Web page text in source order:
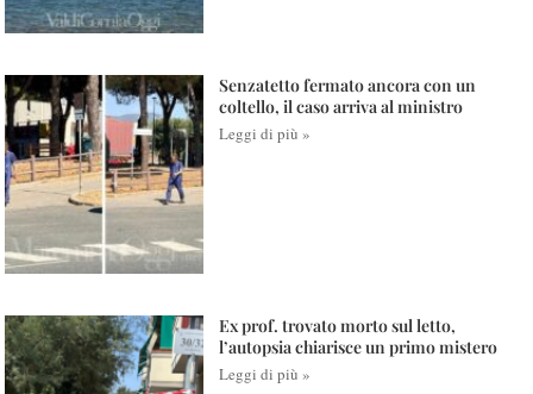
Senzatetto fermato ancora con un
coltello, il caso arriva al ministro
Leggi di più »
Ex prof. trovato morto sul letto,
l’autopsia chiarisce un primo mistero
Leggi di più »